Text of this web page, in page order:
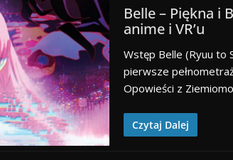
Belle – Piękna i
anime i VR’u
Wstęp Belle (Ryuu to
pierwsze
Opowieści z
Czytaj Dalej